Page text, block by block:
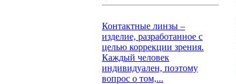
Контактные линзы –
изделие, разработанное с
целью коррекции зрения.
Каждый человек
индивидуален, поэтому
вопрос о том,...